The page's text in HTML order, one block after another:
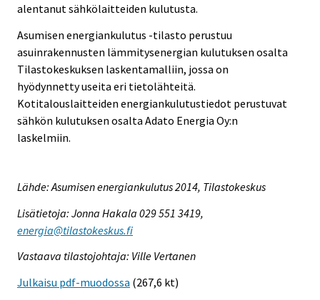
alentanut sähkölaitteiden kulutusta.
Asumisen energiankulutus -tilasto perustuu
asuinrakennusten lämmitysenergian kulutuksen osalta
Tilastokeskuksen laskentamalliin, jossa on
hyödynnetty useita eri tietolähteitä.
Kotitalouslaitteiden energiankulutustiedot perustuvat
sähkön kulutuksen osalta Adato Energia Oy:n
laskelmiin.
Lähde: Asumisen energiankulutus 2014, Tilastokeskus
Lisätietoja: Jonna Hakala 029 551 3419,
energia@tilastokeskus.fi
Vastaava tilastojohtaja: Ville Vertanen
Julkaisu pdf-muodossa (267,6 kt)